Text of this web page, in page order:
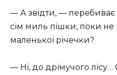
— А звідти, —
сім миль пішки, поки
маленької річечки?
— Ні, до дрімучого